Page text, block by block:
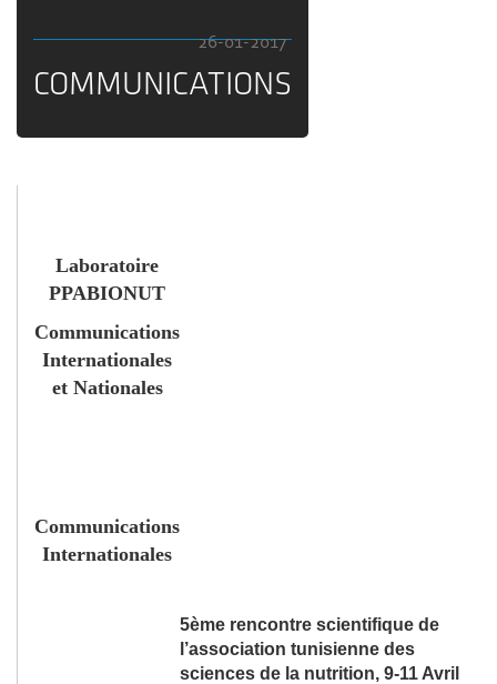
26-01-2017
COMMUNICATIONS
Laboratoire
PPABIONUT
Communications
Internationales
et Nationales
Communications
Internationales
5ème rencontre scientifique de
l’association tunisienne des
sciences de la nutrition, 9-11 Avril